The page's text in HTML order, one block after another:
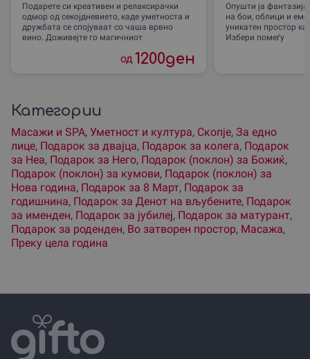
Подарете си креативен и релаксирачки
одмор од секојдневието, каде уметноста и
дружбата се спојуваат со чаша врвно
вино. Доживејте го магичниот
од 1200ден
Опушти ја
на бои, облици и
уникатен простор
Избери помеѓу
Категории
Масажи и SPA, Уметност и култура, Скопjе, За едно
лице, Подарок за двајца, Подарок за колега, Подарок
за Неа, Подарок за Него, Подарок (поклон) за Божиќ,
Подарок (поклон) за кумови, Подарок (поклон) за
Нова година, Подарок за 8 Март, Подарок за
годишнина, Подарок за Денот на вљубените, Подарок
за именден, Подарок за јубилеј, Подарок за матурант,
Подарок за роденден, Во затворен простор, Масажа,
Преку цела година